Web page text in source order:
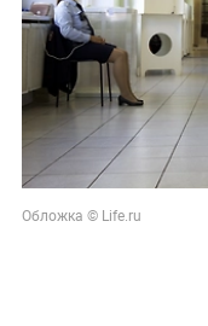
Обложка © Life.ru